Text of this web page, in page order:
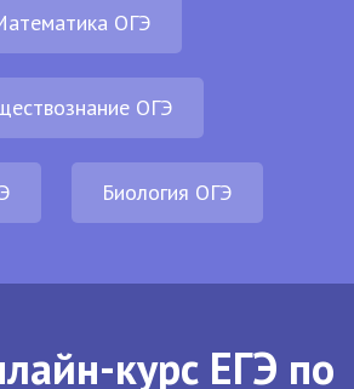
ОГЭ
ОГЭ
Биология ОГЭ
курс ЕГЭ по